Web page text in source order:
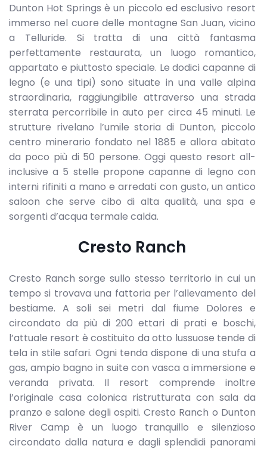
Dunton Hot Springs è un piccolo ed esclusivo resort
immerso nel cuore delle montagne San Juan, vicino
a Telluride. Si tratta di una città fantasma
perfettamente restaurata, un luogo romantico,
appartato e piuttosto speciale. Le dodici capanne di
legno (e una tipi) sono situate in una valle alpina
straordinaria, raggiungibile attraverso una strada
sterrata percorribile in auto per circa 45 minuti. Le
strutture rivelano l’umile storia di Dunton, piccolo
centro minerario fondato nel 1885 e allora abitato
da poco più di 50 persone. Oggi questo resort all-
inclusive a 5 stelle propone capanne di legno con
interni rifiniti a mano e arredati con gusto, un antico
saloon che serve cibo di alta qualità, una spa e
sorgenti d’acqua termale calda.
Cresto Ranch
Cresto Ranch sorge sullo stesso territorio in cui un
tempo si trovava una fattoria per l’allevamento del
bestiame. A soli sei metri dal fiume Dolores e
circondato da più di 200 ettari di prati e boschi,
l’attuale resort è costituito da otto lussuose tende di
tela in stile safari. Ogni tenda dispone di una stufa a
gas, ampio bagno in suite con vasca a immersione e
veranda privata. Il resort comprende inoltre
l’originale casa colonica ristrutturata con sala da
pranzo e salone degli ospiti. Cresto Ranch o Dunton
River Camp è un luogo tranquillo e silenzioso
circondato dalla natura e dagli splendidi panorami